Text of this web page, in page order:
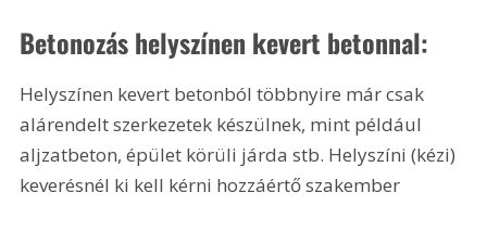
Betonozás helyszínen kevert betonnal:
Helyszínen kevert betonból többnyire már csak
alárendelt szerkezetek készülnek, mint például
aljzatbeton, épület körüli járda stb. Helyszíni (kézi)
keverésnél ki kell kérni hozzáértő szakember